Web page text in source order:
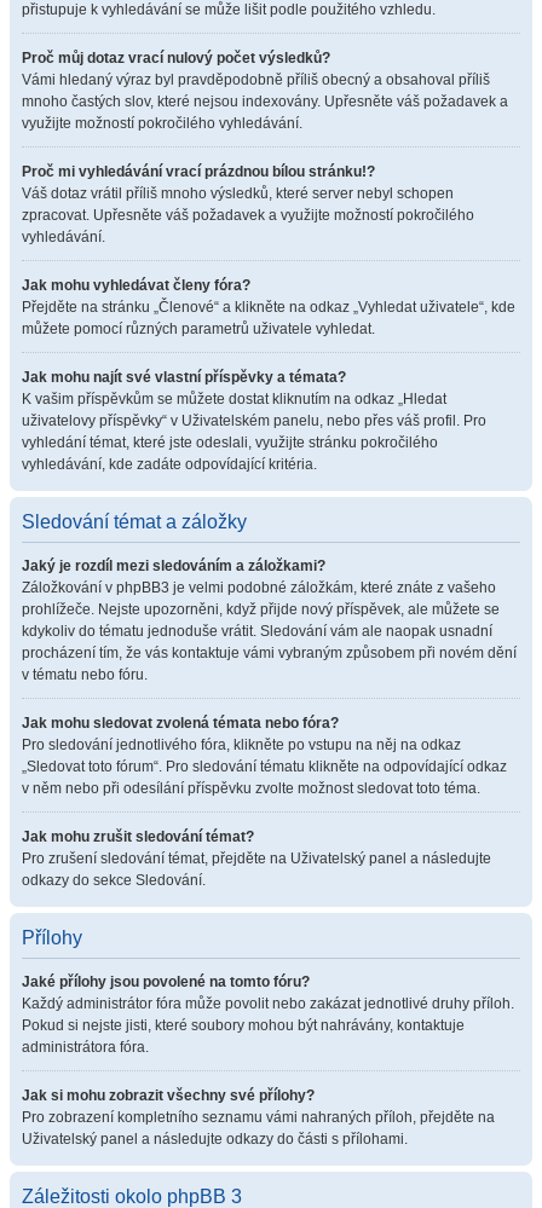
přistupuje k vyhledávání se může lišit podle použitého vzhledu.
Proč můj dotaz vrací nulový počet výsledků?
Vámi hledaný výraz byl pravděpodobně příliš obecný a obsahoval příliš
mnoho častých slov, které nejsou indexovány. Upřesněte váš požadavek a
využijte možností pokročilého vyhledávání.
Proč mi vyhledávání vrací prázdnou bílou stránku!?
Váš dotaz vrátil příliš mnoho výsledků, které server nebyl schopen
zpracovat. Upřesněte váš požadavek a využijte možností pokročilého
vyhledávání.
Jak mohu vyhledávat členy fóra?
Přejděte na stránku „Členové“ a klikněte na odkaz „Vyhledat uživatele“, kde
můžete pomocí různých parametrů uživatele vyhledat.
Jak mohu najít své vlastní příspěvky a témata?
K vašim příspěvkům se můžete dostat kliknutím na odkaz „Hledat
uživatelovy příspěvky“ v Uživatelském panelu, nebo přes váš profil. Pro
vyhledání témat, které jste odeslali, využijte stránku pokročilého
vyhledávání, kde zadáte odpovídající kritéria.
Sledování témat a záložky
Jaký je rozdíl mezi sledováním a záložkami?
Záložkování v phpBB3 je velmi podobné záložkám, které znáte z vašeho
prohlížeče. Nejste upozorněni, když přijde nový příspěvek, ale můžete se
kdykoliv do tématu jednoduše vrátit. Sledování vám ale naopak usnadní
procházení tím, že vás kontaktuje vámi vybraným způsobem při novém dění
v tématu nebo fóru.
Jak mohu sledovat zvolená témata nebo fóra?
Pro sledování jednotlivého fóra, klikněte po vstupu na něj na odkaz
„Sledovat toto fórum“. Pro sledování tématu klikněte na odpovídající odkaz
v něm nebo při odesílání příspěvku zvolte možnost sledovat toto téma.
Jak mohu zrušit sledování témat?
Pro zrušení sledování témat, přejděte na Uživatelský panel a následujte
odkazy do sekce Sledování.
Přílohy
Jaké přílohy jsou povolené na tomto fóru?
Každý administrátor fóra může povolit nebo zakázat jednotlivé druhy příloh.
Pokud si nejste jisti, které soubory mohou být nahrávány, kontaktuje
administrátora fóra.
Jak si mohu zobrazit všechny své přílohy?
Pro zobrazení kompletního seznamu vámi nahraných příloh, přejděte na
Uživatelský panel a následujte odkazy do části s přílohami.
Záležitosti okolo phpBB 3